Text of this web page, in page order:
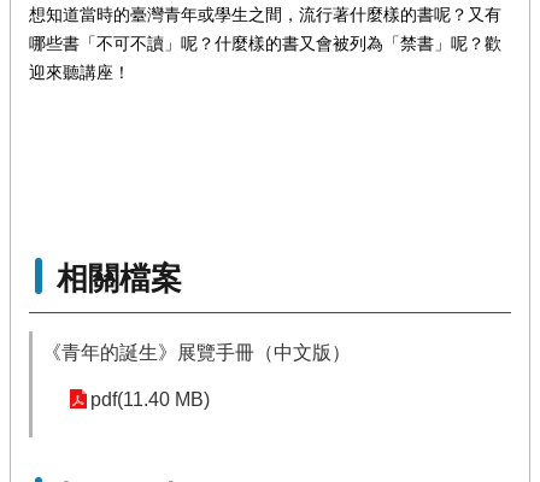
想知道當時的臺灣青年或學生之間，流行著什麼樣的書呢？又有
哪些書「不可不讀」呢？什麼樣的書又會被列為「禁書」呢？歡
迎來聽講座！
相關檔案
《青年的誕生》展覽手冊（中文版）
pdf(11.40 MB)